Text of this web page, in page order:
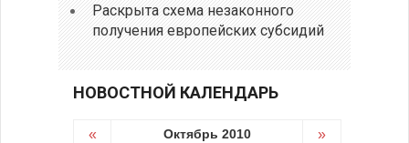
Раскрыта схема незаконного
получения европейских субсидий
НОВОСТНОЙ КАЛЕНДАРЬ
« Октябрь 2010 »